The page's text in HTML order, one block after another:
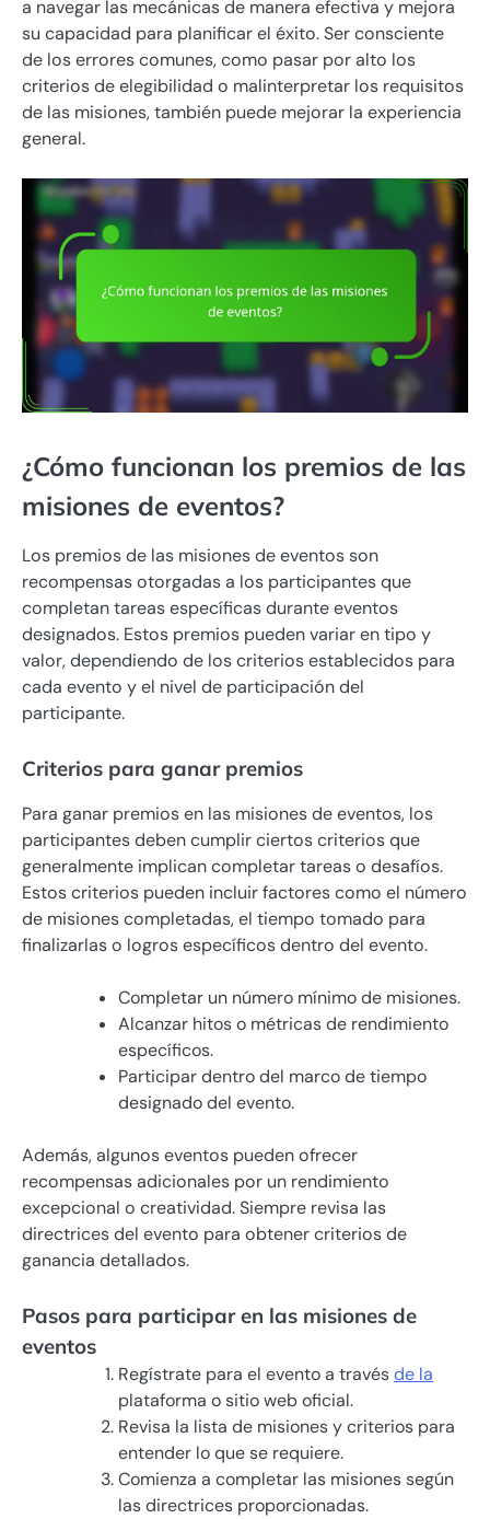
a navegar las mecánicas de manera efectiva y mejora
su capacidad para planificar el éxito. Ser consciente
de los errores comunes, como pasar por alto los
criterios de elegibilidad o malinterpretar los requisitos
de las misiones, también puede mejorar la experiencia
general.
¿Cómo funcionan los premios de las
misiones de eventos?
Los premios de las misiones de eventos son
recompensas otorgadas a los participantes que
completan tareas específicas durante eventos
designados. Estos premios pueden variar en tipo y
valor, dependiendo de los criterios establecidos para
cada evento y el nivel de participación del
participante.
Criterios para ganar premios
Para ganar premios en las misiones de eventos, los
participantes deben cumplir ciertos criterios que
generalmente implican completar tareas o desafíos.
Estos criterios pueden incluir factores como el número
de misiones completadas, el tiempo tomado para
finalizarlas o logros específicos dentro del evento.
Completar un número mínimo de misiones.
Alcanzar hitos o métricas de rendimiento
específicos.
Participar dentro del marco de tiempo
designado del evento.
Además, algunos eventos pueden ofrecer
recompensas adicionales por un rendimiento
excepcional o creatividad. Siempre revisa las
directrices del evento para obtener criterios de
ganancia detallados.
Pasos para participar en las misiones de
eventos
Regístrate para el evento a travésde la
plataforma o sitio web oficial.
Revisa la lista de misiones y criterios para
entender lo que se requiere.
Comienza a completar las misiones según
las directrices proporcionadas.